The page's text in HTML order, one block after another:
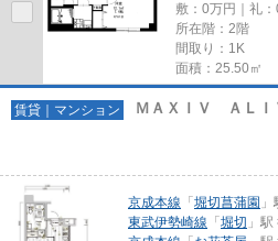
敷：0万円｜礼：
所在階：2階
間取り：1K
面積：25.50㎡
賃貸｜マンション ＭＡＸＩＶ ＡＬ
京成本線 「 堀切菖蒲園
東武伊勢崎線 「 堀切 」